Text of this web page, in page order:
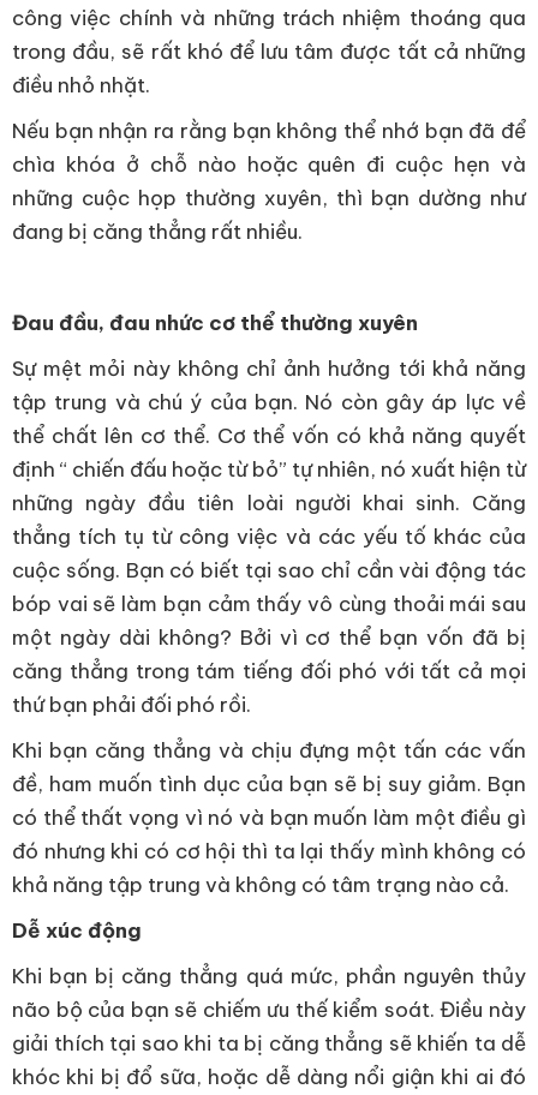
công việc chính và những trách nhiệm thoáng qua
trong đầu, sẽ rất khó để lưu tâm được tất cả những
điều nhỏ nhặt.
Nếu bạn nhận ra rằng bạn không thể nhớ bạn đã để
chìa khóa ở chỗ nào hoặc quên đi cuộc hẹn và
những cuộc họp thường xuyên, thì bạn dường như
đang bị căng thẳng rất nhiều.
Đau đầu, đau nhức cơ thể thường xuyên
Sự mệt mỏi này không chỉ ảnh hưởng tới khả năng
tập trung và chú ý của bạn. Nó còn gây áp lực về
thể chất lên cơ thể. Cơ thể vốn có khả năng quyết
định “ chiến đấu hoặc từ bỏ” tự nhiên, nó xuất hiện từ
những ngày đầu tiên loài người khai sinh. Căng
thẳng tích tụ từ công việc và các yếu tố khác của
cuộc sống. Bạn có biết tại sao chỉ cần vài động tác
bóp vai sẽ làm bạn cảm thấy vô cùng thoải mái sau
một ngày dài không? Bởi vì cơ thể bạn vốn đã bị
căng thẳng trong tám tiếng đối phó với tất cả mọi
thứ bạn phải đối phó rồi.
Khi bạn căng thẳng và chịu đựng một tấn các vấn
đề, ham muốn tình dục của bạn sẽ bị suy giảm. Bạn
có thể thất vọng vì nó và bạn muốn làm một điều gì
đó nhưng khi có cơ hội thì ta lại thấy mình không có
khả năng tập trung và không có tâm trạng nào cả.
Dễ xúc động
Khi bạn bị căng thẳng quá mức, phần nguyên thủy
não bộ của bạn sẽ chiếm ưu thế kiểm soát. Điều này
giải thích tại sao khi ta bị căng thẳng sẽ khiến ta dễ
khóc khi bị đổ sữa, hoặc dễ dàng nổi giận khi ai đó